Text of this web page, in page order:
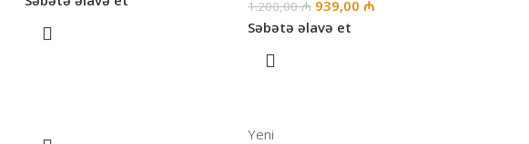
1.200,00₼ 939,00 ₼
Səbətə əlavə et
Yeni